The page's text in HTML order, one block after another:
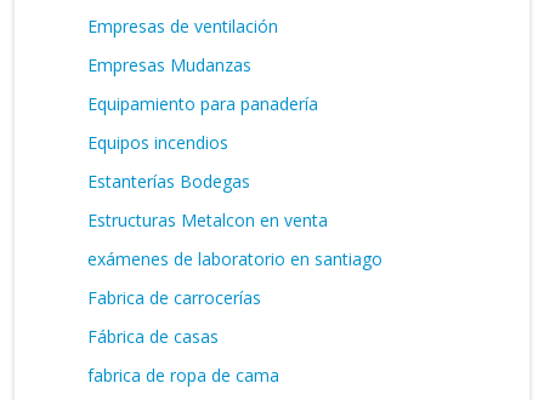
Empresas de ventilación
Empresas Mudanzas
Equipamiento para panadería
Equipos incendios
Estanterías Bodegas
Estructuras Metalcon en venta
exámenes de laboratorio en santiago
Fabrica de carrocerías
Fábrica de casas
fabrica de ropa de cama